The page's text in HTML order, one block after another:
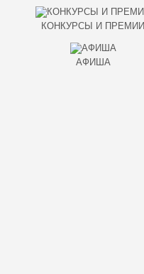
КОНКУРСЫ И ПРЕМИИ
АФИША